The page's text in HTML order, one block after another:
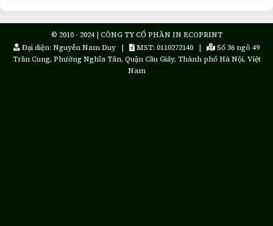
© 2010 - 2024 | CÔNG TY CỔ PHẦN IN ECOPRINT
Đại diện: Nguyễn Nam Duy |
MST: 0110272140 |
Số 36 ngõ 49
Trần Cung, Phường Nghĩa Tân, Quận Cầu Giấy, Thành phố Hà Nội, Việt
Nam